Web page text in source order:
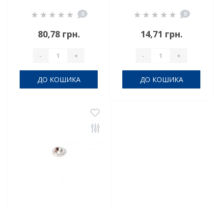
0
80,78 грн.
- +
ДО КОШИКА
0
14,71 грн.
- +
ДО КОШИКА